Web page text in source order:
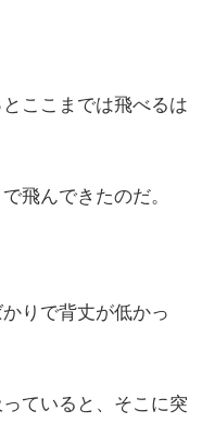
ここまでは飛べるは
飛んできたのだ。
りで背丈が低かっ
ていると、そこに突